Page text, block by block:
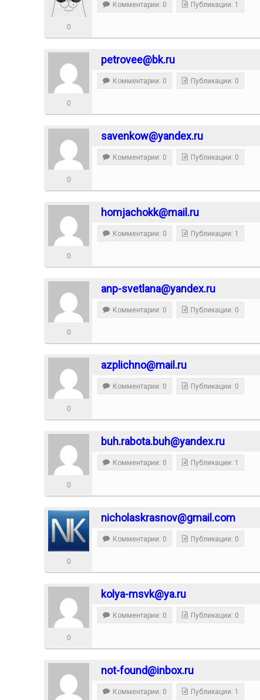
0
Комментарии: 0 Публикации: 1
petrovee@bk.ru
0
Комментарии: 0 Публикации: 0
savenkow@yandex.ru
0
Комментарии: 0 Публикации: 0
homjachokk@mail.ru
0
Комментарии: 0 Публикации: 1
anp-svetlana@yandex.ru
0
Комментарии: 0 Публикации: 0
azplichno@mail.ru
0
Комментарии: 0 Публикации: 0
buh.rabota.buh@yandex.ru
0
Комментарии: 0 Публикации: 1
nicholaskrasnov@gmail.com
0
Комментарии: 0 Публикации: 0
kolya-msvk@ya.ru
0
Комментарии: 0 Публикации: 0
not-found@inbox.ru
Комментарии: 0 Публикации: 1